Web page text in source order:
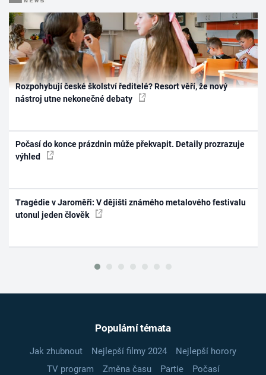
Rozpohybují české školství ředitelé? Resort věří, že nový
nástroj utne nekonečné debaty
Počasí do konce prázdnin může překvapit. Detaily prozrazuje
výhled
Tragédie v Jaroměři: V dějišti známého metalového festivalu
utonul jeden člověk
Populární témata
Jak zhubnout Nejlepší filmy 2024
Nejlepší horory
TV program
Změna času Partie
Počasí